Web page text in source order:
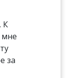
К
за